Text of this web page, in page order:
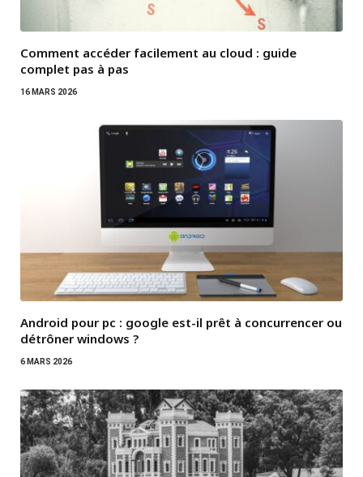
Comment accéder facilement au cloud : guide
complet pas à pas
16 MARS 2026
Android pour pc : google est-il prêt à concurrencer ou
détrôner windows ?
6 MARS 2026